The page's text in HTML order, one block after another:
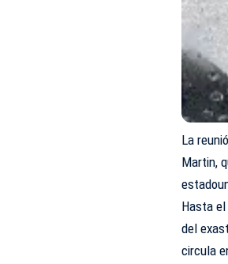
La
Martin,
Hasta
del
circula